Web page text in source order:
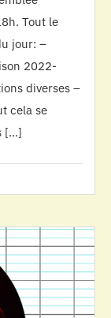
Tout le
jour: –
2022-
diverses –
cela se
[…]